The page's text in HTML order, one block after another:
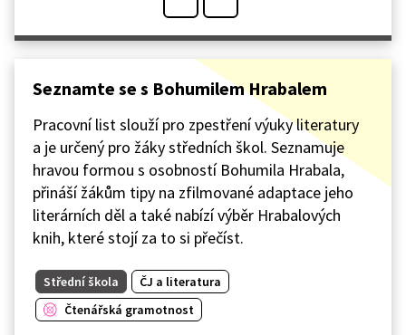
Seznamte se s Bohumilem Hrabalem
Pracovní list slouží pro zpestření výuky literatury
a je určený pro žáky středních škol. Seznamuje
hravou formou s osobností Bohumila Hrabala,
přináší žákům tipy na zfilmované adaptace jeho
literárních děl a také nabízí výběr Hrabalových
knih, které stojí za to si přečíst.
Střední škola
ČJ a literatura
Čtenářská gramotnost